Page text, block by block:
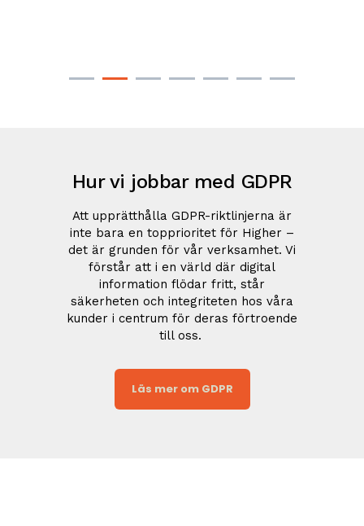
Hur vi jobbar med GDPR
Att upprätthålla GDPR-riktlinjerna är
inte bara en topprioritet för Higher –
det är grunden för vår verksamhet. Vi
förstår att i en värld där digital
information flödar fritt, står
säkerheten och integriteten hos våra
kunder i centrum för deras förtroende
till oss.
Läs mer om GDPR